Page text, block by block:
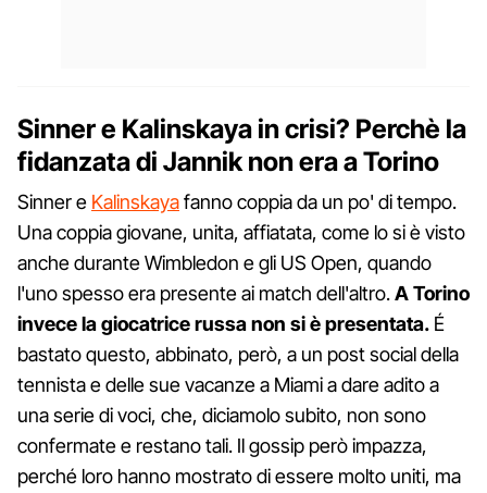
Sinner e Kalinskaya in crisi? Perchè la
fidanzata di Jannik non era a Torino
Sinner e Kalinskayafanno coppia da un po' di tempo.
Una coppia giovane, unita, affiatata, come lo si è visto
anche durante Wimbledon e gli US Open, quando
l'uno spesso era presente ai match dell'altro.A Torino
invece la giocatrice russa non si è presentata. É
bastato questo, abbinato, però, a un post social della
tennista e delle sue vacanze a Miami a dare adito a
una serie di voci, che, diciamolo subito, non sono
confermate e restano tali. Il gossip però impazza,
perché loro hanno mostrato di essere molto uniti, ma